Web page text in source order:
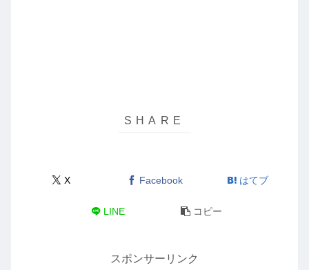
X Facebook はてブ
LINE コピー
スポンサーリンク